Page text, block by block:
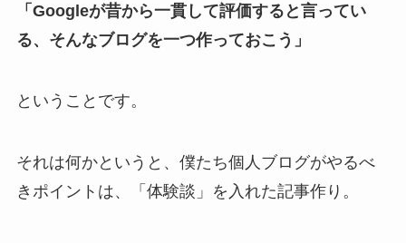
「Googleが昔から一貫して評価すると言ってい
る、そんなブログを一つ作っておこう」
ということです。
それは何かというと、僕たち個人ブログがやるべ
きポイントは、「体験談」を入れた記事作り。